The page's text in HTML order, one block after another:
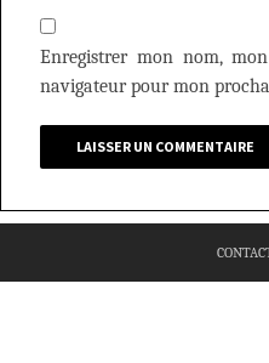
Enregistrer mon nom,
navigateur pour mon